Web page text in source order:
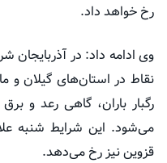
رخ خواهد داد.
وی ادامه داد: در آذربایجان
نقاط در استان‌های گیلان و
رگبار باران، گاهی رعد و
می‌شود. این شرایط شنبه
قزوین نیز رخ می‌دهد.